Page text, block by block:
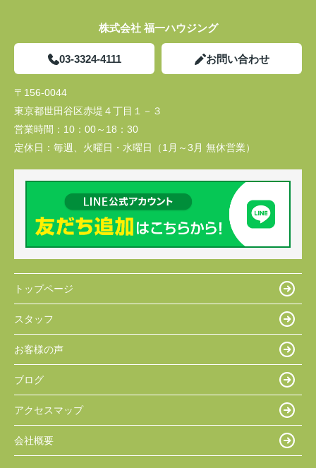
株式会社 福一ハウジング
03-3324-4111 お問い合わせ
〒156-0044
東京都世田谷区赤堤４丁目１－３
営業時間： 10：00～18：30
定休日： 毎週、火曜日・水曜日（1月～3月 無休営業）
トップページ
スタッフ
お客様の声
ブログ
アクセスマップ
会社概要